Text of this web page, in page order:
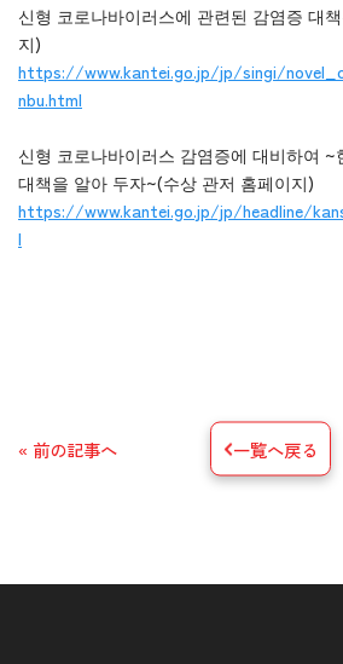
신형 코로나바이러스에 관련된 감염증 대
지)
https://www.kantei.go.jp/jp/singi/
nbu.html
신형 코로나바이러스 감염증에 대비하여
대책을 알아 두자~(수상 관저 홈페이지)
https://www.kantei.go.jp/jp/headline/
l
« 前の記事へ 一覧へ戻る